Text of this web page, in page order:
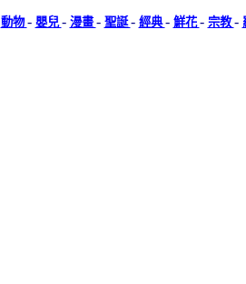
動物- 嬰兒- 漫畫- 聖誕- 經典- 鮮花- 宗教-